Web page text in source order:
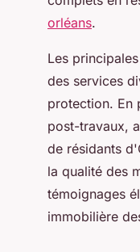
orléans.
Les
des services
protection. En
post-travaux,
de résidants
la qualité des
témoignages
immobilière